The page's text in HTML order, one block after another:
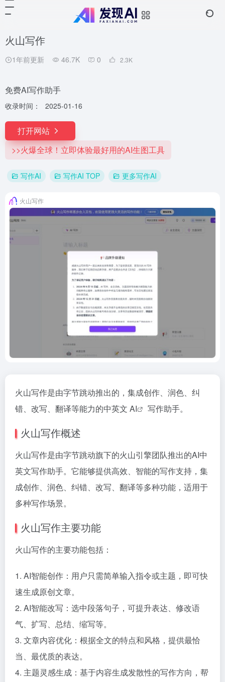
火山写作
1年前更新 46.7K 0 2.3K
免费AI写作助手
收录时间： 2025-01-16
打开网站
>>火爆全球！立即体验最好用的AI生图工具
写作AI 写作AI TOP 更多写作AI
火山写作
火山写作是由字节跳动推出的，集成创作、润色、纠
错、改写、翻译等能力的中英文 AI 写作助手。
火山写作概述
火山写作是由字节跳动旗下的火山引擎团队推出的AI中
英文写作助手。它能够提供高效、智能的写作支持，集
成创作、润色、纠错、改写、翻译等多种功能，适用于
多种写作场景。
火山写作主要功能
火山写作的主要功能包括：
1. AI智能创作：用户只需简单输入指令或主题，即可快
速生成原创文章。
2. AI智能改写：选中段落句子，可提升表达、修改语
气、扩写、总结、缩写等。
3. 文章内容优化：根据全文的特点和风格，提供最恰
当、最优质的表达。
4. 主题灵感生成：基于内容生成发散性的写作方向，帮